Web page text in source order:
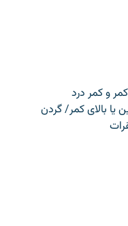
و کمر درد
بالای کمر/ گردن